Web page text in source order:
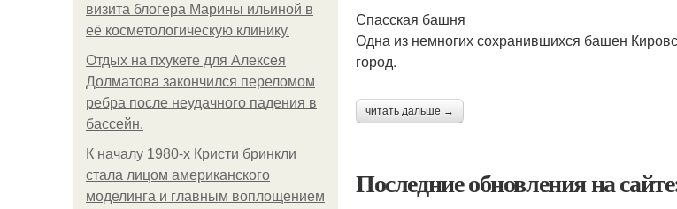
визита блогера Марины ильиной в
её косметологическую клинику.
Отдых на пхукете для Алексея
Долматова закончился переломом
ребра после неудачного падения в
бассейн.
К началу 1980-х Кристи бринкли
стала лицом американского
моделинга и главным воплощением
Спасская башня
Одна из немногих сохранившихся башен
город.
читать дальше →
Последние обновления на